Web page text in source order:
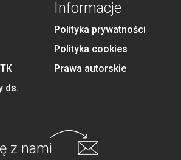
ds.
Informacje
Polityka prywatności
Polityka cookies
Prawa autorskie
z nami